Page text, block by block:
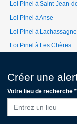
Loi Pinel à Saint-Jean-
Loi Pinel à Anse
Loi Pinel à Lachassagne
Loi Pinel à Les Chères
Créer une
Votre lieu de recherche *
Entrez un lieu